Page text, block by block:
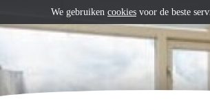
We gebruiken cookies voor de beste